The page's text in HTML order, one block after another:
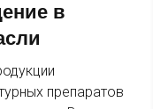
в
препаратов